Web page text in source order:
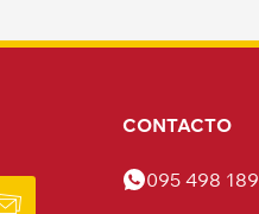
CONTACTO
095 498 189